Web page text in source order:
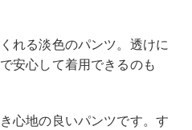
れる淡色のパンツ。透けに
安心して着用できるのも
心地の良いパンツです。す